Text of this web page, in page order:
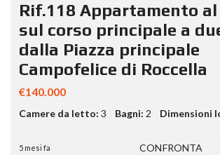
Rif.118 Appartamento al
sul corso principale a
dalla Piazza principale
Campofelice di Roccella
€140.000
Camere da letto: 3 Bagni: 2 Dimensioni
5 mesi fa CONFRONTA